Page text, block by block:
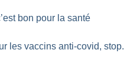
bon pour la santé
les vaccins anti-covid, stop.